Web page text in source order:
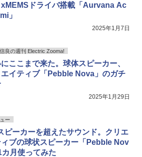
xMEMSドライバ搭載「Aurvana Ac
」
2025年1月7日
良の週刊 Electric Zooma!
ここまで来た。球体スピーカー、
エイティブ「Pebble Nova」のガチ
2025年1月29日
ー
ピーカーを超えたサウンド。クリエ
ィブの球状スピーカー「Pebble Nov
カ月使ってみた